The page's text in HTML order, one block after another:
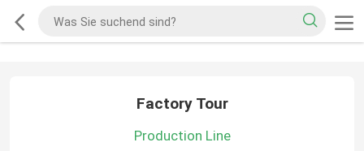
Factory Tour
Production Line